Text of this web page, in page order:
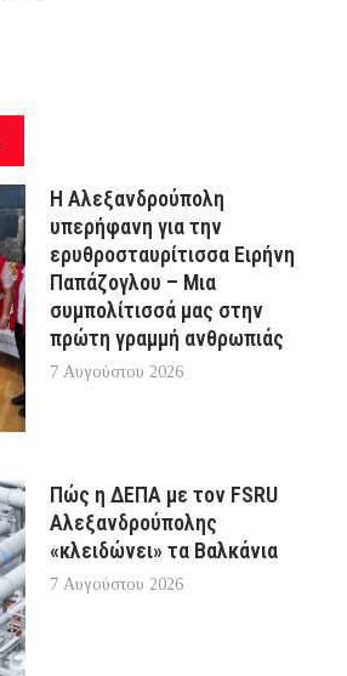
Η Αλεξανδρούπολη
υπερήφανη για την
ερυθροσταυρίτισσα Ειρήνη
Παπάζογλου – Μια
συμπολίτισσά μας στην
πρώτη γραμμή ανθρωπιάς
7 Αυγούστου 2026
Πώς η ΔΕΠΑ με τον FSRU
Αλεξανδρούπολης
«κλειδώνει» τα Βαλκάνια
7 Αυγούστου 2026